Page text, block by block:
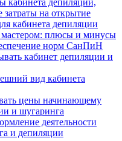
кабинета депиляции,
затраты на открытие
кабинета депиляции
плюсы и минусы
норм СанПиН
кабинет депиляции и
вид кабинета
цены начинающему
и шугаринга
деятельности
и депиляции